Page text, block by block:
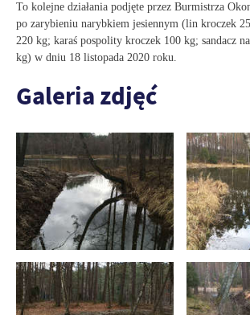
To kolejne działania podjęte przez Burmistrza
po zarybieniu narybkiem jesiennym (lin kroczek
220 kg; karaś pospolity kroczek 100 kg; sandacz
kg) w dniu 18 listopada 2020 roku.
Galeria zdjęć